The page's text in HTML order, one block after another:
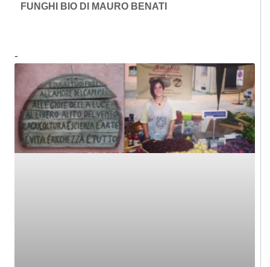
FUNGHI BIO DI MAURO BENATI